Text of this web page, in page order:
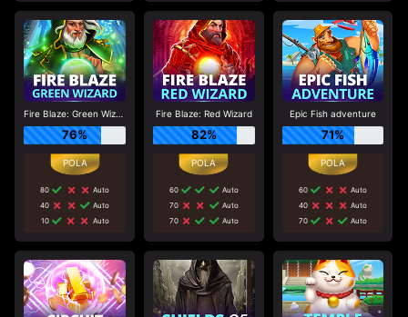
Fire Blaze: Green Wizard
76%
80
Auto
40
Auto
10
Auto
Fire Blaze: Red Wizard
82%
60
Auto
70
Auto
70
Auto
Epic Fish adventure
71%
60
Auto
40
Auto
70
Auto